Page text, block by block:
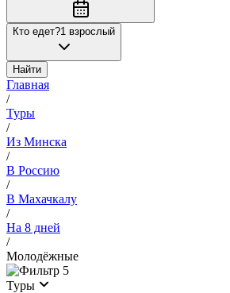
Кто едет?1 взрослый
Найти
Главная
/
Туры
/
Из Минска
/
В Россию
/
В Махачкалу
/
На 8 дней
/
Молодёжные
5
Туры